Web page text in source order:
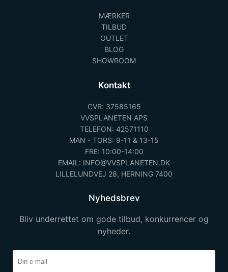
MÆRKER
TILBUD
OUTLET
BLOG
SHOWROOM
Kontakt
CVR: 37585165
VVSPLANETEN APS
TELEFON: 42571110
MAN - TORS: 9-11 & 13-15
FRE: 10:00-14:00
EMAIL: INFO@VVSPLANETEN.DK
LILLELUNDVEJ 28, HERNING 7400
Nyhedsbrev
Bliv underrettet om gode tilbud, konkurrencer og
nyheder.